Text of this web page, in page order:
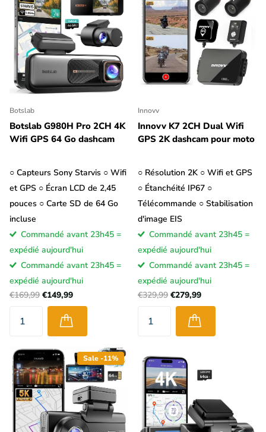
permettent de capturer plus de détails, tels que les personnes
ou les plaques d'immatriculation. L'inconvénient d'une dashcam
haute résolution est que les fichiers sont beaucoup plus
volumineux et que vous pouvez donc enregistrer moins de
vidéos à la fois sur la carte SD. C'est pourquoi presque toutes
les dashcams permettent de réduire la résolution.
Le nombre de fps (images par seconde) est un autre facteur
important à prendre en compte lors de l'achat d'une dashcam.
La plupart des dashcams enregistrent en 30fps, ce qui
Certaines caméras embarquées peuvent également enregistrer
en 60fps, voire 120fps. Les vidéos sont alors beaucoup plus
fluides et il est plus facile de revoir quelque chose au ralenti.
Cependant, à 60fps, les fichiers sont deux fois plus volumineux
qu'à 30fps, ce qui signifie que votre carte SD sera plus
rapidement pleine.
Fixation sur le pare-brise
Botslab
Botslab G980H Pro 2CH 4K
Wifi GPS 64 Go dashcam
○ Capteurs Sony Starvis ○ Wifi
et GPS ○ Écran LCD de 2,45
pouces ○ Carte SD de 64 Go
incluse
Commandé avant 23h45 =
expédié aujourd'hui
Commandé avant 23h45 =
expédié aujourd'hui
€169,99 €149,99
Innovv
Innovv K7 2CH Dual Wifi
GPS 2K dashcam pour moto
○ Résolution 2K ○ Wifi et GPS
○ Étanchéité IP67 ○
Télécommande ○ Stabilisation
d'image EIS
Commandé avant 23h45 =
expédié aujourd'hui
Commandé avant 23h45 =
expédié aujourd'hui
€329,99 €279,99
Sale -11%